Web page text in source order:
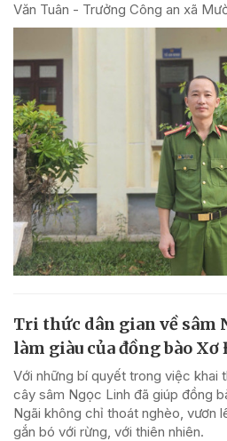
Văn Tuân - Trưởng Công an xã
Tri thức dân gian về sâm
làm giàu của đồng bào Xơ
Với những bí quyết trong việc khai
cây sâm Ngọc Linh đã giúp đồng
Ngãi không chỉ thoát nghèo, vươn
gắn bó với rừng, với thiên nhiên.